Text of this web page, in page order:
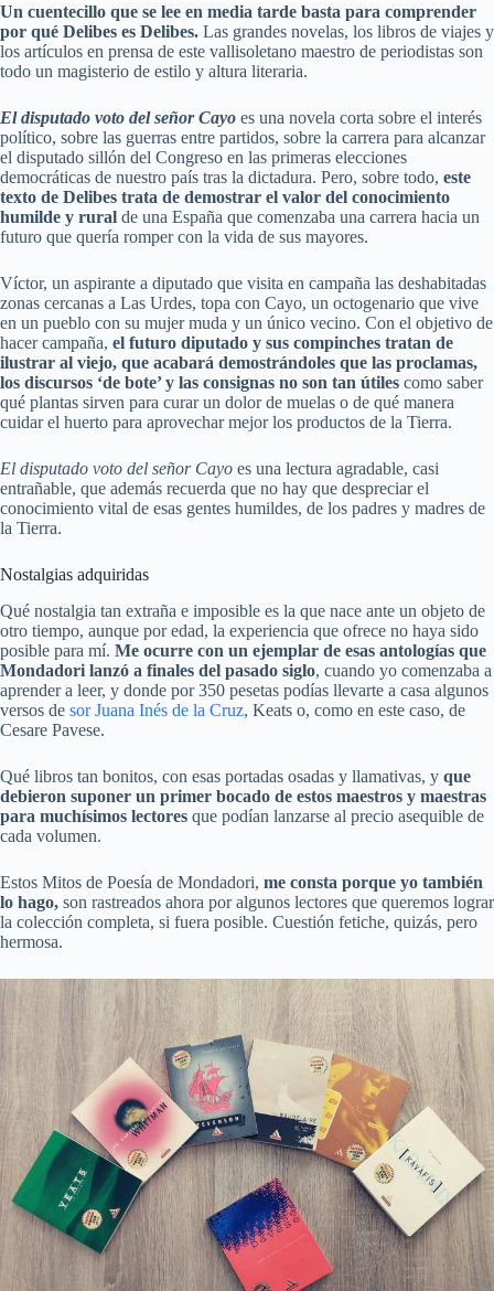
Un cuentecillo que se lee en media tarde basta para comprender
por qué Delibes es Delibes. Las grandes novelas, los libros de viajes y
los artículos en prensa de este vallisoletano maestro de periodistas son
todo un magisterio de estilo y altura literaria.
El disputado voto del señor Cayo es una novela corta sobre el interés
político, sobre las guerras entre partidos, sobre la carrera para alcanzar
el disputado sillón del Congreso en las primeras elecciones
democráticas de nuestro país tras la dictadura. Pero, sobre todo, este
texto de Delibes trata de demostrar el valor del conocimiento
humilde y rural de una España que comenzaba una carrera hacia un
futuro que quería romper con la vida de sus mayores.
Víctor, un aspirante a diputado que visita en campaña las deshabitadas
zonas cercanas a Las Urdes, topa con Cayo, un octogenario que vive
en un pueblo con su mujer muda y un único vecino. Con el objetivo de
hacer campaña, el futuro diputado y sus compinches tratan de
ilustrar al viejo, que acabará demostrándoles que las proclamas,
los discursos ‘de bote’ y las consignas no son tan útiles como saber
qué plantas sirven para curar un dolor de muelas o de qué manera
cuidar el huerto para aprovechar mejor los productos de la Tierra.
El disputado voto del señor Cayo es una lectura agradable, casi
entrañable, que además recuerda que no hay que despreciar el
conocimiento vital de esas gentes humildes, de los padres y madres de
la Tierra.
Nostalgias adquiridas
Qué nostalgia tan extraña e imposible es la que nace ante un objeto de
otro tiempo, aunque por edad, la experiencia que ofrece no haya sido
posible para mí. Me ocurre con un ejemplar de esas antologías que
Mondadori lanzó a finales del pasado siglo, cuando yo comenzaba a
aprender a leer, y donde por 350 pesetas podías llevarte a casa algunos
versos de sor Juana Inés de la Cruz, Keats o, como en este caso, de
Cesare Pavese.
Qué libros tan bonitos, con esas portadas osadas y llamativas, y que
debieron suponer un primer bocado de estos maestros y maestras
para muchísimos lectores que podían lanzarse al precio asequible de
cada volumen.
Estos Mitos de Poesía de Mondadori, me consta porque yo también
lo hago, son rastreados ahora por algunos lectores que queremos lograr
la colección completa, si fuera posible. Cuestión fetiche, quizás, pero
hermosa.